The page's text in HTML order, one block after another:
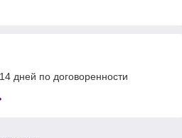
дней по договоренности